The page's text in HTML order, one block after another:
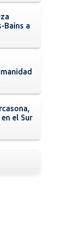
Bains a
el Sur